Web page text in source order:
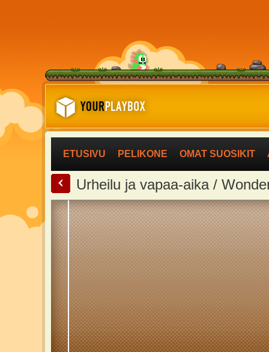
ETUSIVU PELIKONE OMAT SUOSIKIT
< Urheilu ja vapaa-aika /